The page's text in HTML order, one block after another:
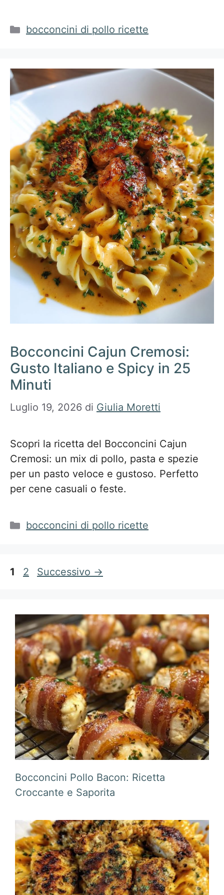
Categorie
bocconcini di pollo ricette
Bocconcini Cajun Cremosi:
Gusto Italiano e Spicy in 25
Minuti
Luglio 19, 2026 di Giulia Moretti
Scopri la ricetta del Bocconcini Cajun
Cremosi: un mix di pollo, pasta e spezie
per un pasto veloce e gustoso. Perfetto
per cene casuali o feste.
Categorie
bocconcini di pollo ricette
Pagina
1 Pagina
2 Successivo →
Bocconcini Pollo Bacon: Ricetta
Croccante e Saporita